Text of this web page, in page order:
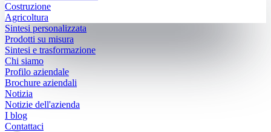
Costruzione
Agricoltura
Sintesi personalizzata
Prodotti su misura
Sintesi e trasformazione
Chi siamo
Profilo aziendale
Brochure aziendali
Notizia
Notizie dell'azienda
I blog
Contattaci